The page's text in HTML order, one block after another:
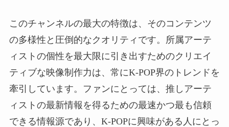
このチャンネルの最大の特徴は、そのコンテンツ
の多様性と圧倒的なクオリティです。所属アーテ
ィストの個性を最大限に引き出すためのクリエイ
ティブな映像制作力は、常にK-POP界のトレンドを
牽引しています。ファンにとっては、推しアーテ
ィストの最新情報を得るための最速かつ最も信頼
できる情報源であり、K-POPに興味がある人にとっ